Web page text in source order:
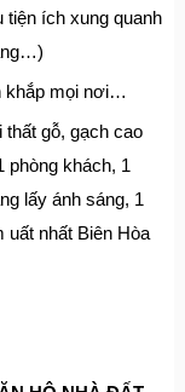
tiện ích xung quanh
khắp mọi nơi…
gỗ, gạch cao
phòng khách, 1
lấy ánh sáng, 1
uất nhất Biên Hòa